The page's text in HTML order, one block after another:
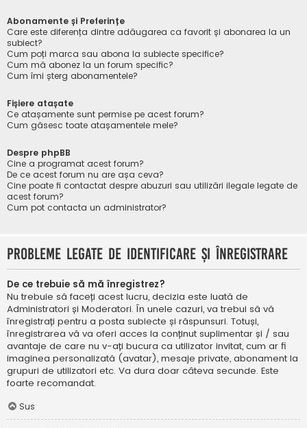
Abonamente și Preferințe
Care este diferența dintre adăugarea ca favorit și abonarea la un
subiect?
Cum poți marca sau abona la subiecte specifice?
Cum mă abonez la un forum specific?
Cum îmi șterg abonamentele?
Fișiere atașate
Ce atașamente sunt permise pe acest forum?
Cum găsesc toate atașamentele mele?
Despre phpBB
Cine a programat acest forum?
De ce acest forum nu are așa ceva?
Cine poate fi contactat despre abuzuri sau utilizări ilegale legate de
acest forum?
Cum pot contacta un administrator?
Probleme legate de identificare și înregistrare
De ce trebuie să mă înregistrez?
Nu trebuie să faceți acest lucru, decizia este luată de
Administratori și Moderatori. În unele cazuri, va trebui să vă
înregistrați pentru a posta subiecte și răspunsuri. Totuși,
înregistrarea vă va oferi acces la conținut suplimentar și / sau
avantaje de care nu v-ați bucura ca utilizator invitat, cum ar fi
imaginea personalizată (avatar), mesaje private, abonament la
grupuri de utilizatori etc. Va dura doar câteva secunde. Este
foarte recomandat.
Sus